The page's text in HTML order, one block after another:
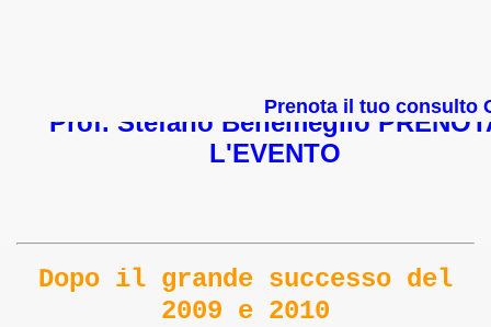
Prenota il tuo consulto
Prof. Stefano Benemeglio
L'EVENTO
Dopo il grande successo del
2009 e 2010